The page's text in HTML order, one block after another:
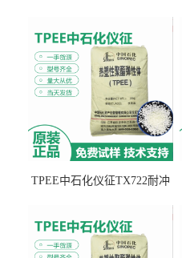
TPEE中石化仪征TX722耐冲